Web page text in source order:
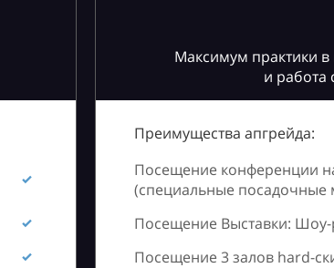
Максимум практики
и
Преимущества апгрейда:
Посещение конференции
(специальные посадочные
Посещение Выставки: Шоу-
Посещение 3 залов hard-